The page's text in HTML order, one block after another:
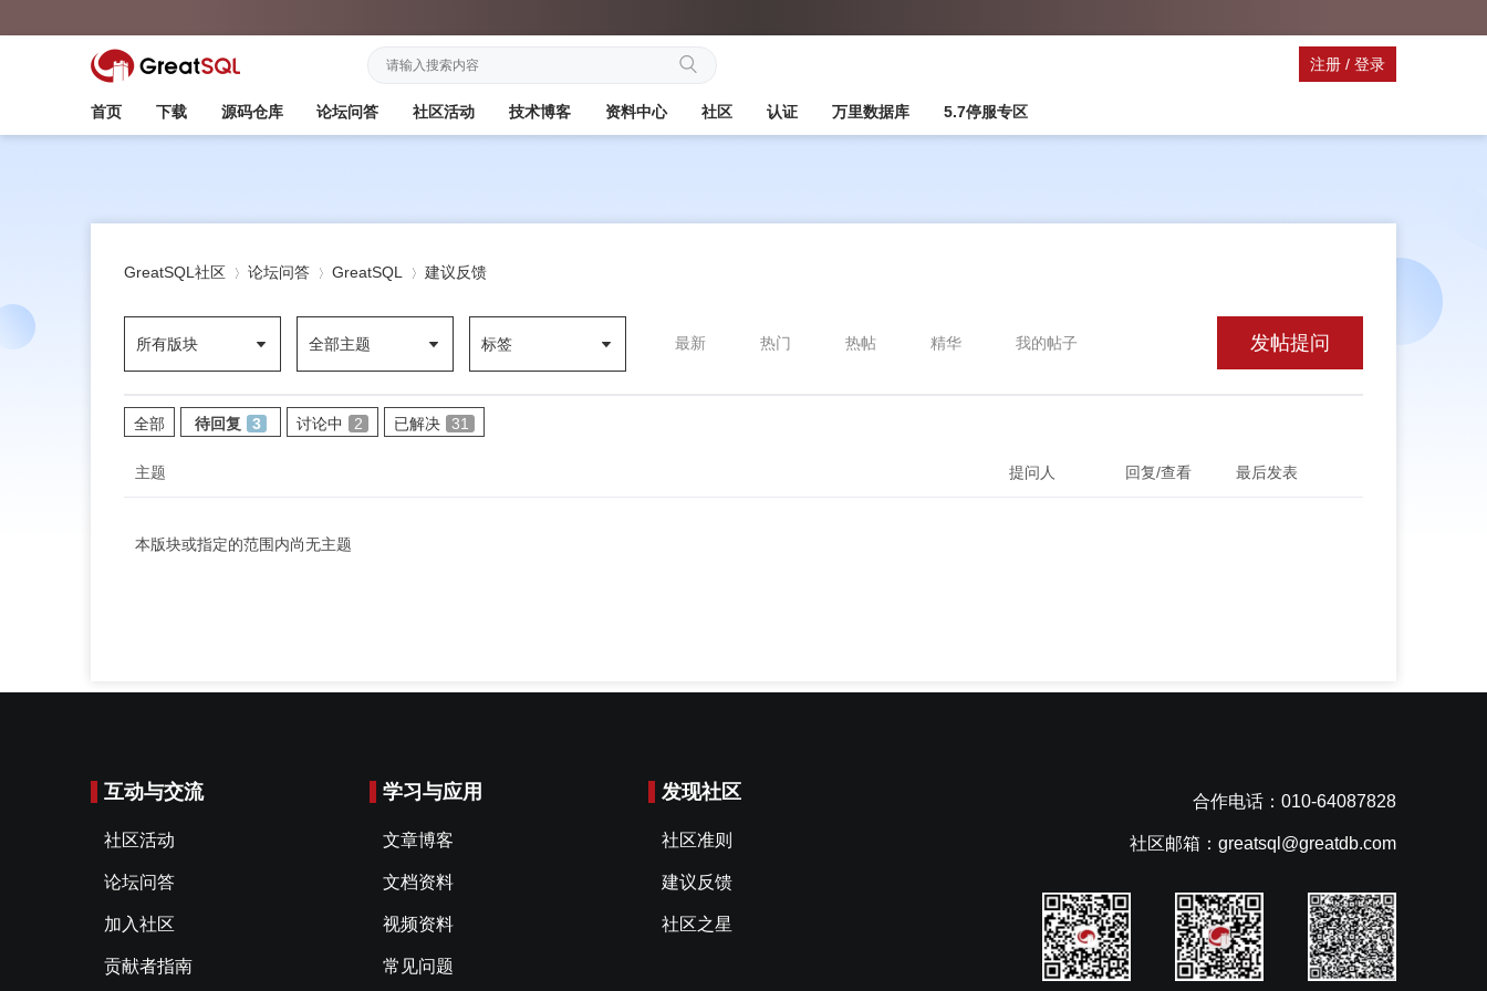
注册 / 登录
首页 下载 源码仓库 论坛问答 社区活动 技术博客 资料中心 社区 认证 万里数据库 5.7停服专区
GreatSQL社区
»
论坛问答
›
GreatSQL
›
建议反馈
所有版块 全部主题 标签 最新 热门 热帖 精华 我的帖子 发帖提问
全部 待回复 3 讨论中 2 已解决 31
主题 提问人 回复/查看 最后发表
本版块或指定的范围内尚无主题
互动与交流
社区活动
论坛问答
加入社区
贡献者指南
学习与应用
文章博客
文档资料
视频资料
常见问题
发现社区
社区准则
建议反馈
社区之星
合作电话：010-64087828
社区邮箱：greatsql@greatdb.com